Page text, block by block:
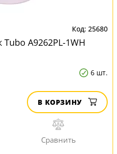
25680
A9262PL-1WH
6 шт.
В КОРЗИНУ